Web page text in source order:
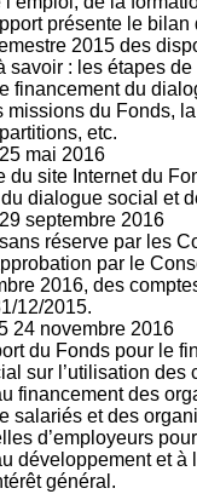
présente le
2015 des
savoir : les étapes
financement du
missions du Fonds,
etc.
25 mai 2016
du site Internet du
dialogue social et
29 septembre 2016
réserve par les
par le
2016, des
12/2015.
24 novembre 2016
du Fonds pour le
sur l’utilisation des
financement des
salariés et des
d’employeurs
développement et à
général.